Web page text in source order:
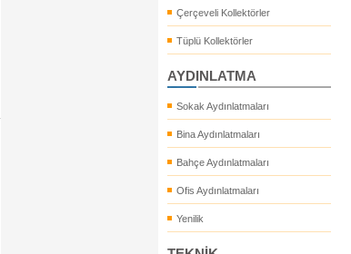
Çerçeveli Kollektörler
Tüplü Kollektörler
AYDINLATMA
Sokak Aydınlatmaları
Bina Aydınlatmaları
Bahçe Aydınlatmaları
Ofis Aydınlatmaları
Yenilik